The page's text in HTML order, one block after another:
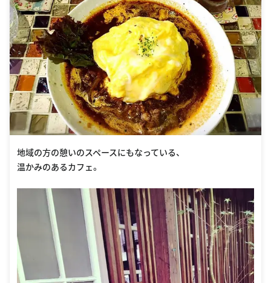
地域の方の憩いのスペースにもなっている、
温かみのあるカフェ。